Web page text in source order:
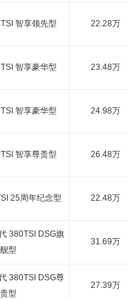
智享领先型 22.28万
智享豪华型 23.48万
智享豪华型 24.98万
智享尊贵型 26.48万
25周年纪念型 22.48万
380TSI DSG旗
舰型
31.69万
380TSI DSG尊
贵型
27.39万